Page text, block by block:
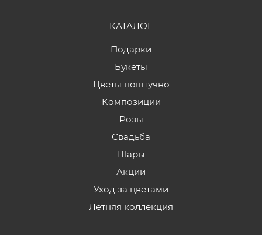
КАТАЛОГ
Подарки
Букеты
Цветы поштучно
Композиции
Розы
Свадьба
Шары
Акции
Уход за цветами
Летняя коллекция